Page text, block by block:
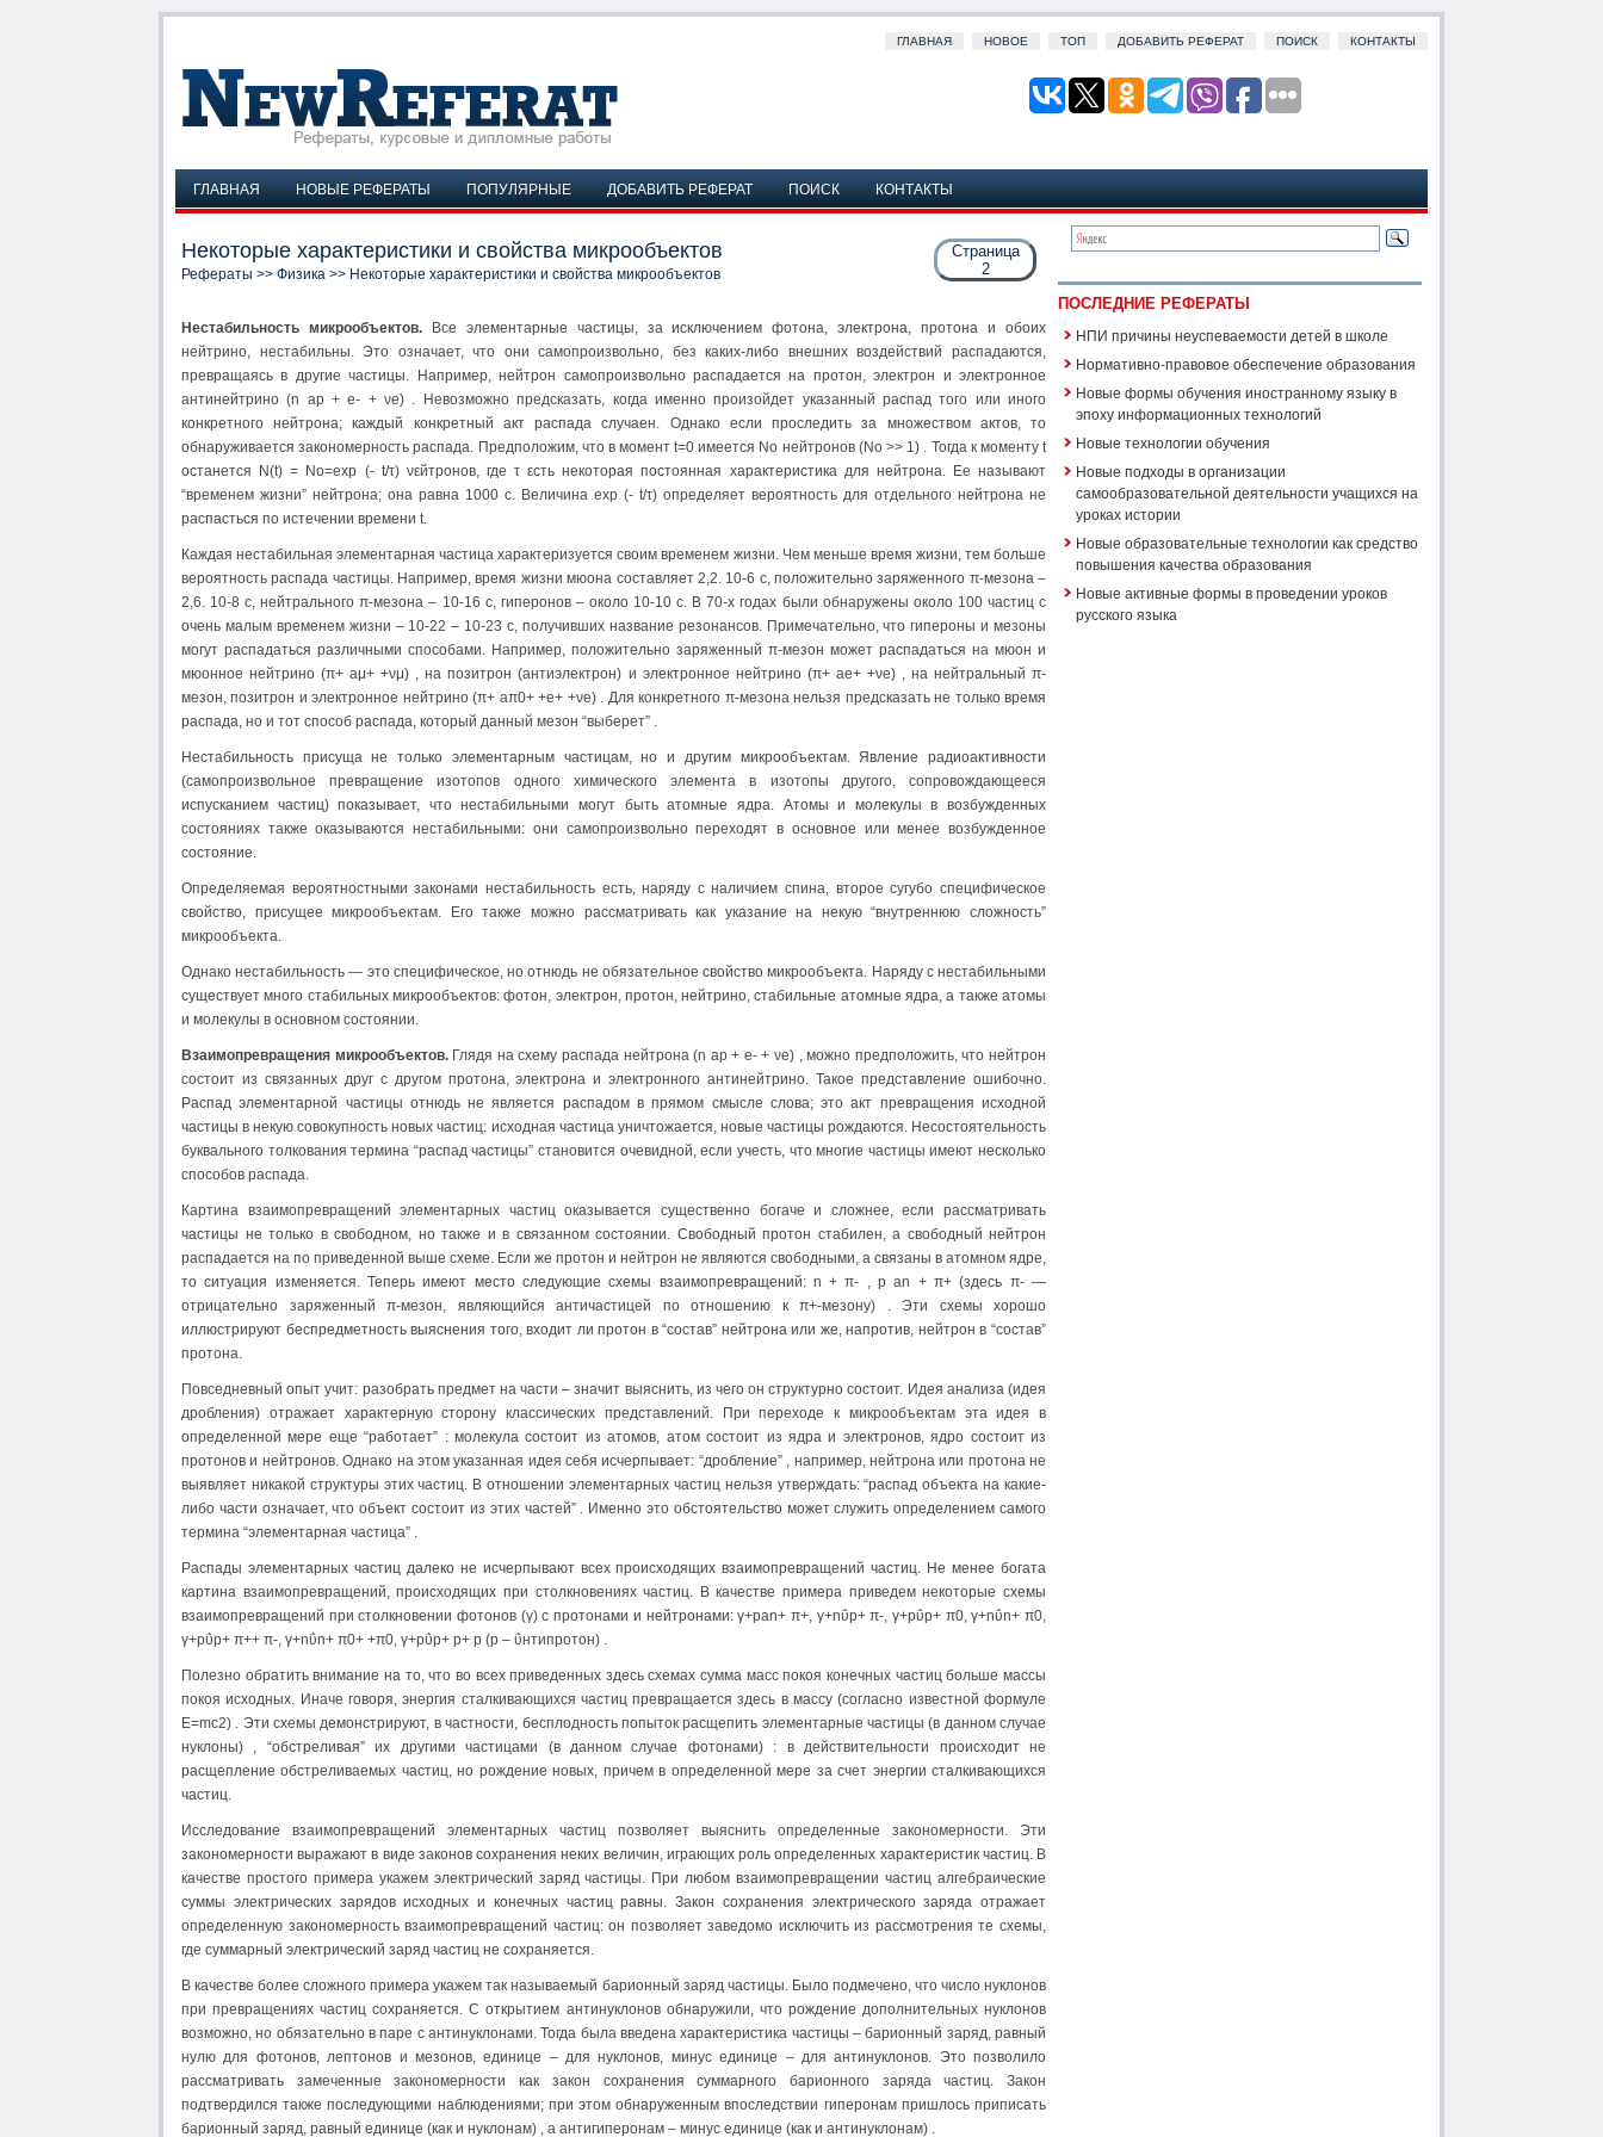
ГЛАВНАЯ НОВОЕ ТОП ДОБАВИТЬ РЕФЕРАТ ПОИСК КОНТАКТЫ
ГЛАВНАЯ НОВЫЕ РЕФЕРАТЫ ПОПУЛЯРНЫЕ ДОБАВИТЬ РЕФЕРАТ ПОИСК КОНТАКТЫ
Страница
2
Некоторые характеристики и свойства микрообъектов
Рефераты >> Физика >> Некоторые характеристики и свойства микрообъектов
Нестабильность микрообъектов.
Все элементарные частицы, за исключением фотона, электрона, протона и обоих
нейтрино, нестабильны. Это означает, что они самопроизвольно, без каких-либо внешних воздействий распадаются,
превращаясь в другие частицы. Например, нейтрон самопроизвольно распадается на протон, электрон и электронное
антинейтрино (n аp + e- + νe) . Невозможно предсказать, когда именно произойдет указанный распад того или иного
конкретного нейтрона; каждый конкретный акт распада случаен. Однако если проследить за множеством актов, то
обнаруживается закономерность распада. Предположим, что в момент t=0 имеется No нейтронов (No >> 1) . Тогда к моменту t
останется N(t) = No=exp (- t/τ) νεйтронов, где τ εсть некоторая постоянная характеристика для нейтрона. Ее называют
“временем жизни” нейтрона; она равна 1000 с. Величина exp (- t/τ) определяет вероятность для отдельного нейтрона не
распасться по истечении времени t.
Каждая нестабильная элементарная частица характеризуется своим временем жизни. Чем меньше время жизни, тем больше
вероятность распада частицы. Например, время жизни мюона составляет 2,2. 10-6 с, положительно заряженного π-мезона –
2,6. 10-8 с, нейтрального π-мезона – 10-16 с, гиперонов – около 10-10 с. В 70-х годах были обнаружены около 100 частиц с
очень малым временем жизни – 10-22 – 10-23 с, получивших название резонансов. Примечательно, что гипероны и мезоны
могут распадаться различными способами. Например, положительно заряженный π-мезон может распадаться на мюон и
мюонное нейтрино (π+ аμ+ +νμ) , на позитрон (антиэлектрон) и электронное нейтрино (π+ аe+ +νe) , на нейтральный π-
мезон, позитрон и электронное нейтрино (π+ аπ0+ +e+ +νe) . Для конкретного π-мезона нельзя предсказать не только время
распада, но и тот способ распада, который данный мезон “выберет” .
Нестабильность присуща не только элементарным частицам, но и другим микрообъектам. Явление радиоактивности
(самопроизвольное превращение изотопов одного химического элемента в изотопы другого, сопровождающееся
испусканием частиц) показывает, что нестабильными могут быть атомные ядра. Атомы и молекулы в возбужденных
состояниях также оказываются нестабильными: они самопроизвольно переходят в основное или менее возбужденное
состояние.
Определяемая вероятностными законами нестабильность есть, наряду с наличием спина, второе сугубо специфическое
свойство, присущее микрообъектам. Его также можно рассматривать как указание на некую “внутреннюю сложность”
микрообъекта.
Однако нестабильность — это специфическое, но отнюдь не обязательное свойство микрообъекта. Наряду с нестабильными
существует много стабильных микрообъектов: фотон, электрон, протон, нейтрино, стабильные атомные ядра, а также атомы
и молекулы в основном состоянии.
Взаимопревращения микрообъектов. Глядя на схему распада нейтрона (n аp + e- + νe) , можно предположить, что нейтрон
состоит из связанных друг с другом протона, электрона и электронного антинейтрино. Такое представление ошибочно.
Распад элементарной частицы отнюдь не является распадом в прямом смысле слова; это акт превращения исходной
частицы в некую совокупность новых частиц: исходная частица уничтожается, новые частицы рождаются. Несостоятельность
буквального толкования термина “распад частицы” становится очевидной, если учесть, что многие частицы имеют несколько
способов распада.
Картина взаимопревращений элементарных частиц оказывается существенно богаче и сложнее, если рассматривать
частицы не только в свободном, но также и в связанном состоянии. Свободный протон стабилен, а свободный нейтрон
распадается на по приведенной выше схеме. Если же протон и нейтрон не являются свободными, а связаны в атомном ядре,
то ситуация изменяется. Теперь имеют место следующие схемы взаимопревращений: n + π- , p аn + π+ (здесь π- —
отрицательно заряженный π-мезон, являющийся античастицей по отношению к π+-мезону) . Эти схемы хорошо
иллюстрируют беспредметность выяснения того, входит ли протон в “состав” нейтрона или же, напротив, нейтрон в “состав”
протона.
Повседневный опыт учит: разобрать предмет на части – значит выяснить, из чего он структурно состоит. Идея анализа (идея
дробления) отражает характерную сторону классических представлений. При переходе к микрообъектам эта идея в
определенной мере еще “работает” : молекула состоит из атомов, атом состоит из ядра и электронов, ядро состоит из
протонов и нейтронов. Однако на этом указанная идея себя исчерпывает: “дробление” , например, нейтрона или протона не
выявляет никакой структуры этих частиц. В отношении элементарных частиц нельзя утверждать: “распад объекта на какие-
либо части означает, что объект состоит из этих частей” . Именно это обстоятельство может служить определением самого
термина “элементарная частица” .
Распады элементарных частиц далеко не исчерпывают всех происходящих взаимопревращений частиц. Не менее богата
картина взаимопревращений, происходящих при столкновениях частиц. В качестве примера приведем некоторые схемы
взаимопревращений при столкновении фотонов (γ) с протонами и нейтронами: γ+pаn+ π+, γ+nΰp+ π-, γ+pΰp+ π0, γ+nΰn+ π0,
γ+pΰp+ π++ π-, γ+nΰn+ π0+ +π0, γ+pΰp+ p+ p (p – ΰнтипротон) .
Полезно обратить внимание на то, что во всех приведенных здесь схемах сумма масс покоя конечных частиц больше массы
покоя исходных. Иначе говоря, энергия сталкивающихся частиц превращается здесь в массу (согласно известной формуле
E=mc2) . Эти схемы демонстрируют, в частности, бесплодность попыток расщепить элементарные частицы (в данном случае
нуклоны) , “обстреливая” их другими частицами (в данном случае фотонами) : в действительности происходит не
расщепление обстреливаемых частиц, но рождение новых, причем в определенной мере за счет энергии сталкивающихся
частиц.
Исследование взаимопревращений элементарных частиц позволяет выяснить определенные закономерности. Эти
закономерности выражают в виде законов сохранения неких величин, играющих роль определенных характеристик частиц. В
качестве простого примера укажем электрический заряд частицы. При любом взаимопревращении частиц алгебраические
суммы электрических зарядов исходных и конечных частиц равны. Закон сохранения электрического заряда отражает
определенную закономерность взаимопревращений частиц: он позволяет заведомо исключить из рассмотрения те схемы,
где суммарный электрический заряд частиц не сохраняется.
В качестве более сложного примера укажем так называемый барионный заряд частицы. Было подмечено, что число нуклонов
при превращениях частиц сохраняется. С открытием антинуклонов обнаружили, что рождение дополнительных нуклонов
возможно, но обязательно в паре с антинуклонами. Тогда была введена характеристика частицы – барионный заряд, равный
нулю для фотонов, лептонов и мезонов, единице – для нуклонов, минус единице – для антинуклонов. Это позволило
рассматривать замеченные закономерности как закон сохранения суммарного барионного заряда частиц. Закон
подтвердился также последующими наблюдениями; при этом обнаруженным впоследствии гиперонам пришлось приписать
барионный заряд, равный единице (как и нуклонам) , а антигиперонам – минус единице (как и антинуклонам) .
ПОСЛЕДНИЕ РЕФЕРАТЫ
НПИ причины неуспеваемости детей в школе
Нормативно-правовое обеспечение образования
Новые формы обучения иностранному языку в
эпоху информационных технологий
Новые технологии обучения
Новые подходы в организации
самообразовательной деятельности учащихся на
уроках истории
Новые образовательные технологии как средство
повышения качества образования
Новые активные формы в проведении уроков
русского языка